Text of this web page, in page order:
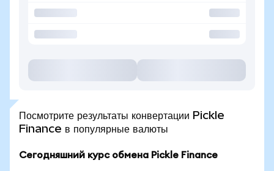
Посмотрите результаты конвертации Pickle
Finance в популярные валюты
Сегодняшний курс обмена Pickle Finance